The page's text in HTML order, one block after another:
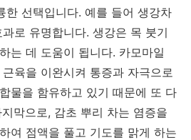
한 선택입니다. 예를 들어 생강차
로 유명합니다. 생강은 목 붓기
는 데 도움이 됩니다. 카모마일
육을 이완시켜 통증과 자극으로
물을 함유하고 있기 때문에 또 다
막으로, 감초 뿌리 차는 염증을
여 점액을 풀고 기도를 맑게 하는